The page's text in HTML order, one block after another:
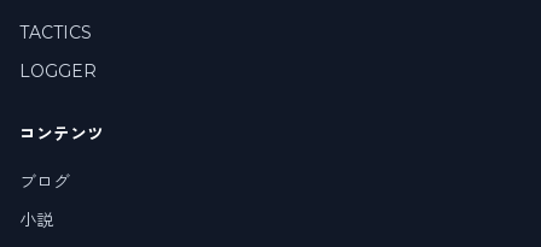
TACTICS
LOGGER
コンテンツ
ブログ
小説